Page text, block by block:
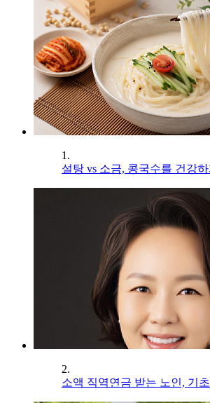
1.
설탕 vs 소금, 콩국수를 건강
2.
소액 직역연금 받는 노인, 기